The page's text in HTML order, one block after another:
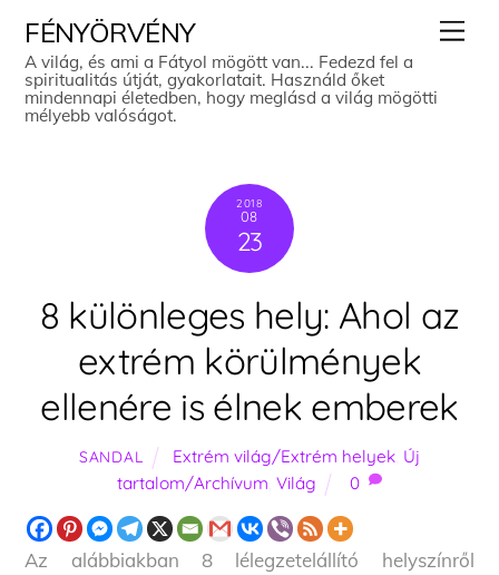
content
FÉNYÖRVÉNY
A világ, és ami a Fátyol mögött van... Fedezd fel a
spiritualitás útját, gyakorlatait. Használd őket
mindennapi életedben, hogy meglásd a világ mögötti
mélyebb valóságot.
2018
08
23
8 különleges hely: Ahol az
extrém körülmények
ellenére is élnek emberek
SANDAL Extrém világ/Extrém helyek, Új
tartalom/Archívum Világ 0
Az alábbiakban 8 lélegzetelállító helyszínről